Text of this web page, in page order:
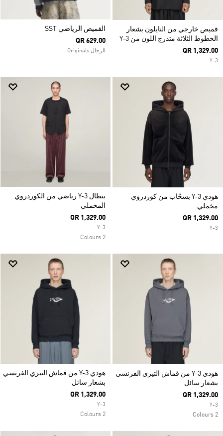
قميص خارجي من النايلون بشعار
الخطوط الثلاثة متدرج اللون من Y-3
QR 1,329.00
Y-3
القميص الرياضي SST
QR 629.00
الرجال Originals
هودي Y-3 بسحّاب من كوردروي
مخملي
QR 1,329.00
Y-3
بنطال Y-3 رياضي من الكوردروي
المخملي
QR 1,329.00
Y-3
2 Colours
هودي Y-3 من قماش التيري الفرنسي
بشعار سائل
QR 1,329.00
Y-3
2 Colours
هودي Y-3 من قماش التيري الفرنسي
بشعار سائل
QR 1,329.00
Y-3
2 Colours